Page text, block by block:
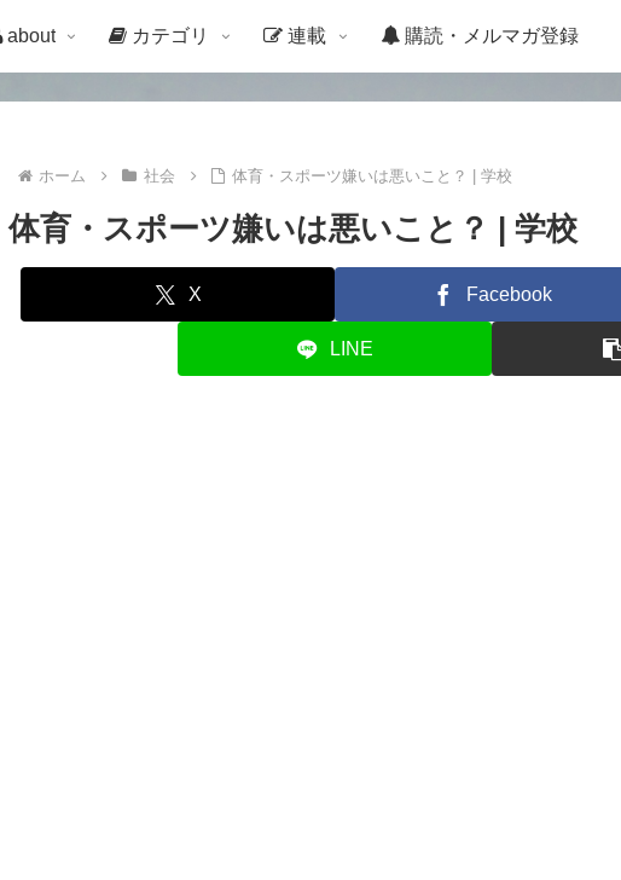
about カテゴリ 連載 購読・メルマガ登録
ホーム 社会 体育・スポーツ嫌いは悪いこと？ | 学校
体育・スポーツ嫌いは悪いこと？ | 学校
X Facebook
LINE